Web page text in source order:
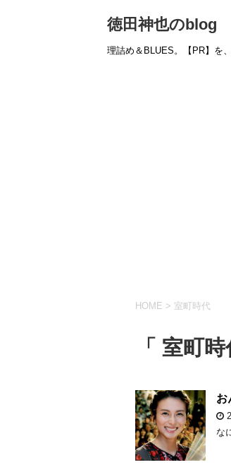
徳田神也のblog
理詰め＆BLUES。【PR】を、
HOME > 室町時代
「 室町
お
な